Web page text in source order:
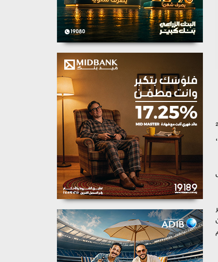
أعلن المهندس شريف الشربيني، وزير الإسكان والمرافق والمجتمعات العمرانية، تخصيص 26 ورشة حرفية بمسطح 20م²